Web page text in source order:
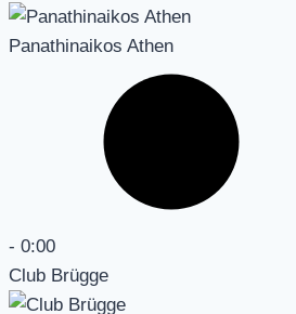
Panathinaikos Athen
- 0:00
Club Brügge